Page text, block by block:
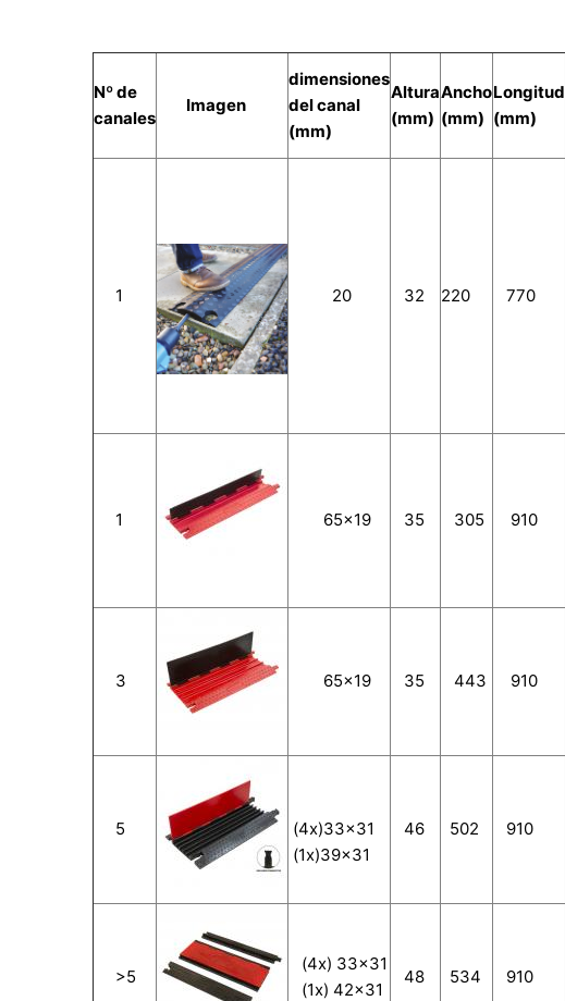
Nº de
canales
Imagen
dimensiones
del canal
(mm)
Altura
(mm)
Ancho
(mm)
Longitud
(mm)
1 20 32 220 770
1 65x19 35 305 910
3 65x19 35 443 910
5
(4x)33x31
(1x)39x31
46 502 910
>5
(4x) 33x31
(1x) 42x31
48 534 910